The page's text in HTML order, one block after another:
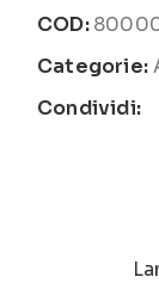
COD:
Categorie:
Condividi: